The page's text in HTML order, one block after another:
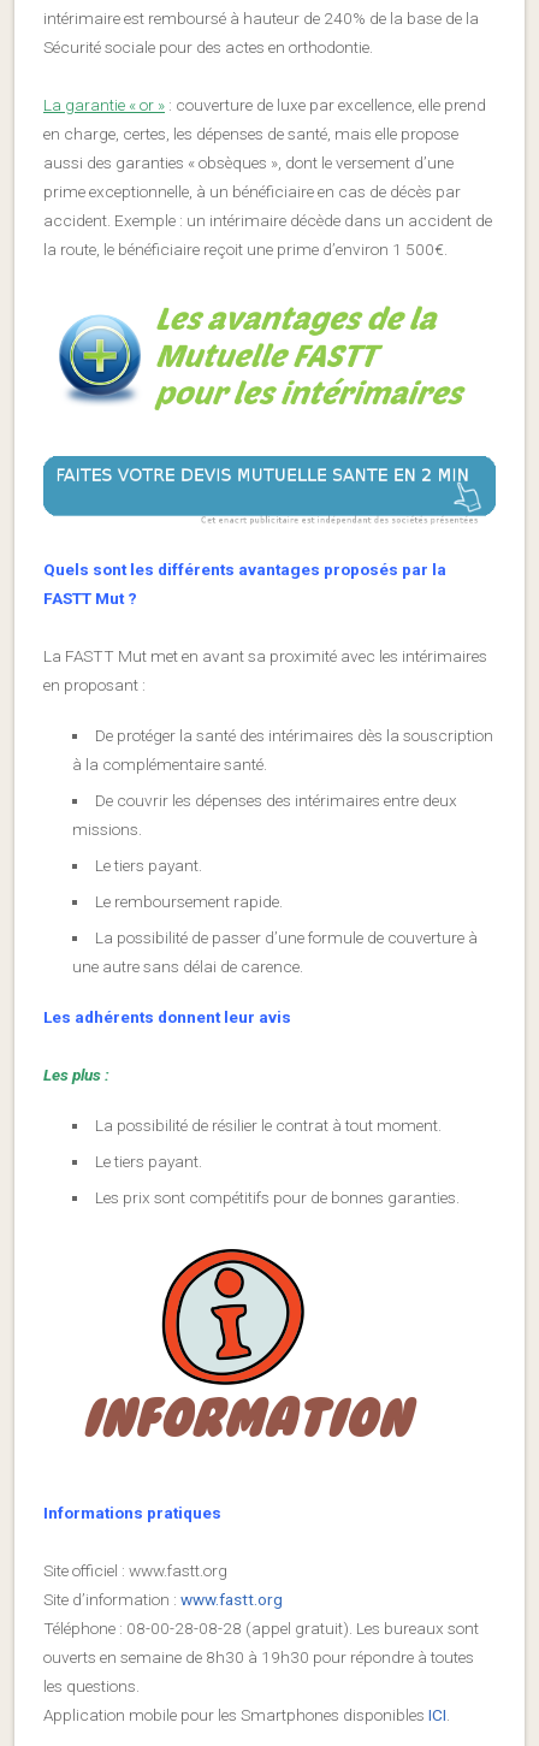
intérimaire est remboursé à hauteur de 240% de la base de la
Sécurité sociale pour des actes en orthodontie.
La garantie « or » : couverture de luxe par excellence, elle prend
en charge, certes, les dépenses de santé, mais elle propose
aussi des garanties « obsèques », dont le versement d’une
prime exceptionnelle, à un bénéficiaire en cas de décès par
accident. Exemple : un intérimaire décède dans un accident de
la route, le bénéficiaire reçoit une prime d’environ 1 500€.
Quels sont les différents avantages proposés par la
FASTT Mut ?
La FASTT Mut met en avant sa proximité avec les intérimaires
en proposant :
De protéger la santé des intérimaires dès la souscription
à la complémentaire santé.
De couvrir les dépenses des intérimaires entre deux
missions.
Le tiers payant.
Le remboursement rapide.
La possibilité de passer d’une formule de couverture à
une autre sans délai de carence.
Les adhérents donnent leur avis
Les plus :
La possibilité de résilier le contrat à tout moment.
Le tiers payant.
Les prix sont compétitifs pour de bonnes garanties.
Informations pratiques
Site officiel : www.fastt.org
Site d’information : www.fastt.org
Téléphone : 08-00-28-08-28 (appel gratuit). Les bureaux sont
ouverts en semaine de 8h30 à 19h30 pour répondre à toutes
les questions.
Application mobile pour les Smartphones disponibles ICI